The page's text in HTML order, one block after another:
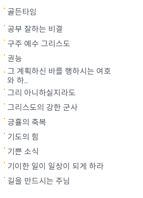
골든타임
공부 잘하는 비결
구주 예수 그리스도
권능
그 계획하신 바를 행하시는 여호
와 하..
그리 아니하실지라도
그리스도의 강한 군사
긍휼의 축복
기도의 힘
기쁜 소식
기이한 일이 일상이 되게 하라
길을 만드시는 주님